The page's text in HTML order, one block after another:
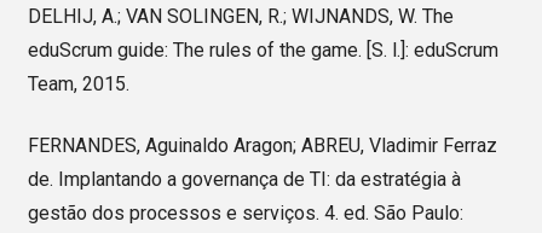
DELHIJ, A.; VAN SOLINGEN, R.; WIJNANDS, W. The
eduScrum guide: The rules of the game. [S. l.]: eduScrum
Team, 2015.
FERNANDES, Aguinaldo Aragon; ABREU, Vladimir Ferraz
de. Implantando a governança de TI: da estratégia à
gestão dos processos e serviços. 4. ed. São Paulo: